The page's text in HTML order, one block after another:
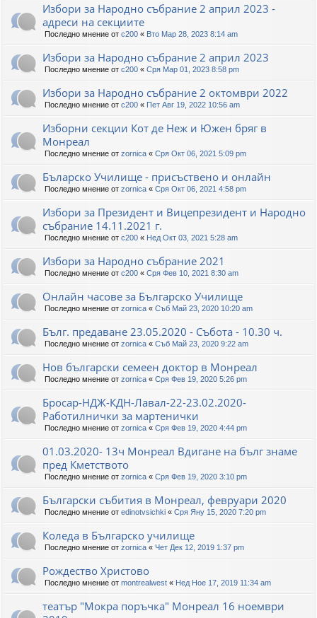
Избори за Народно събрание 2 април 2023 -
адреси на секциите
Последно мнение от c200 « Вто Мар 28, 2023 8:14 am
Избори за Народно събрание 2 април 2023
Последно мнение от c200 « Сря Мар 01, 2023 8:58 pm
Избори за Народно събрание 2 октомври 2022
Последно мнение от c200 « Пет Авг 19, 2022 10:56 am
Изборни секции Кот де Неж и Южен бряг в
Монреал
Последно мнение от zornica « Сря Окт 06, 2021 5:09 pm
Бъларско Училище - присъствено и онлайн
Последно мнение от zornica « Сря Окт 06, 2021 4:58 pm
Избори за Президент и Вицепрезидент и Народно
събрание 14.11.2021 г.
Последно мнение от c200 « Нед Окт 03, 2021 5:28 am
Избори за Народно събрание 2021
Последно мнение от c200 « Сря Фев 10, 2021 8:30 am
Онлайн часове за Българско Училище
Последно мнение от zornica « Съб Май 23, 2020 10:20 am
Бълг. предаване 23.05.2020 - Събота - 10.30 ч.
Последно мнение от zornica « Съб Май 23, 2020 9:22 am
Нов български семеен доктор в Монреал
Последно мнение от zornica « Сря Фев 19, 2020 5:26 pm
Бросар-НДЖ-КДН-Лавал-22-23.02.2020-
Работилнички за мартенички
Последно мнение от zornica « Сря Фев 19, 2020 4:44 pm
01.03.2020- 13ч Монреал Вдигане на бълг знаме
пред Кметството
Последно мнение от zornica « Сря Фев 19, 2020 3:10 pm
Български събития в Монреал, февруари 2020
Последно мнение от edinotvsichki « Сря Яну 15, 2020 7:20 pm
Коледа в Българско училище
Последно мнение от zornica « Чет Дек 12, 2019 1:37 pm
Рождество Христово
Последно мнение от montrealwest « Нед Ное 17, 2019 11:34 am
театър "Мокра поръчка" Монреал 16 ноември